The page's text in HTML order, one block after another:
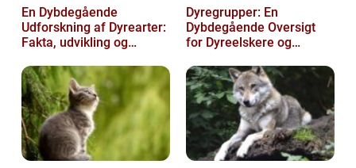
En Dybdegående
Udforskning af Dyrearter:
Fakta, udvikling og
Dyregrupper: En
Dybdegående Oversigt
for Dyreelskere og